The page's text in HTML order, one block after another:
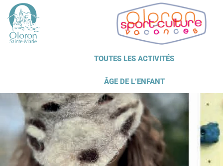
TOUTES LES ACTIVITÉS
ÂGE DE L’ENFANT